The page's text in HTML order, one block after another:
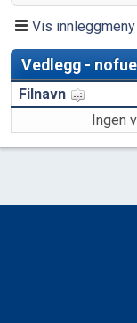
Vis innleggmeny
Vedlegg -
Filnavn
Ingen